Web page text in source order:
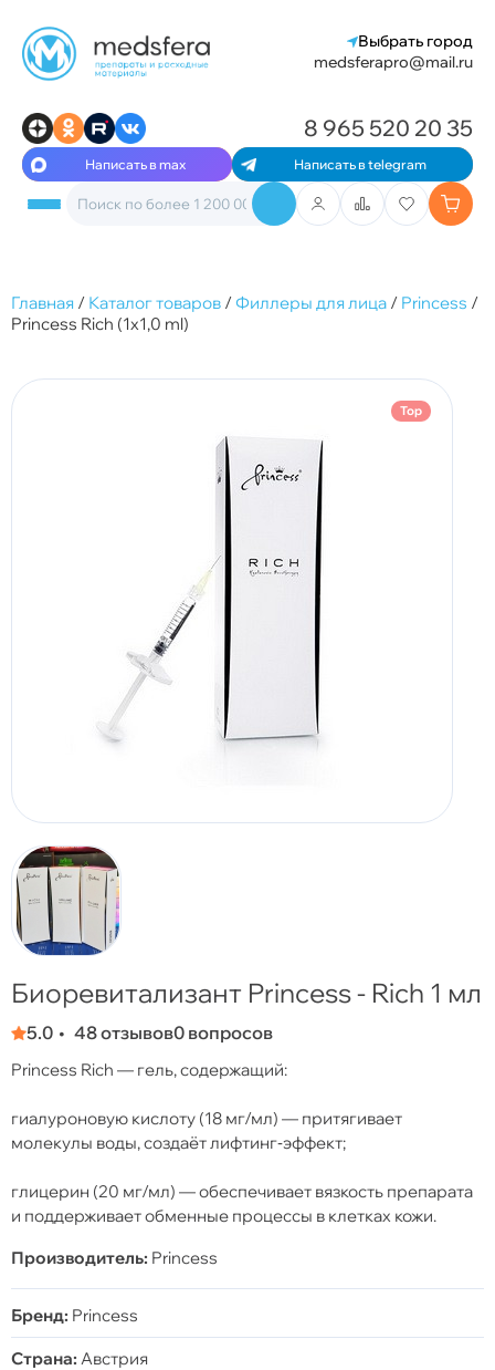
Выбрать город
medsferapro@mail.ru
Написать в max Написать в telegram
8 965 520 20 35
Главная / Каталог товаров /Филлеры для лица / Princess /
Princess Rich (1x1,0 ml)
Биоревитализант Princess - Rich 1 мл
5.0 48 отзывов0 вопросов
Princess Rich — гель, содержащий:
гиалуроновую кислоту (18 мг/мл) — притягивает
молекулы воды, создаёт лифтинг‑эффект;
глицерин (20 мг/мл) — обеспечивает вязкость препарата
и поддерживает обменные процессы в клетках кожи.
Производитель: Princess
Бренд: Princess
Страна: Австрия